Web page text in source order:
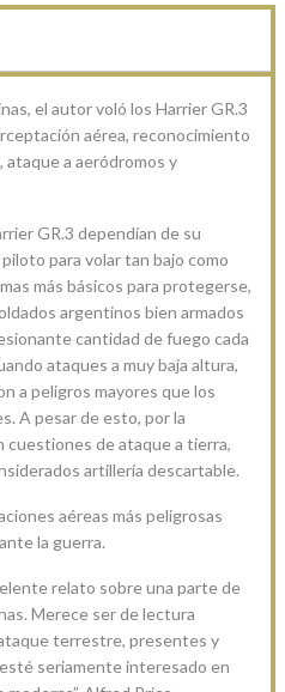
el autor voló los Harrier GR.3
aérea, reconocimiento
ataque a aeródromos y
GR.3 dependían de su
para volar tan bajo como
más básicos para protegerse,
argentinos bien armados
cantidad de fuego cada
ataques a muy baja altura,
a peligros mayores que los
A pesar de esto, por la
cuestiones de ataque a tierra,
artillería descartable.
aéreas más peligrosas
la guerra.
relato sobre una parte de
Merece ser de lectura
terrestre, presentes y
seriamente interesado en